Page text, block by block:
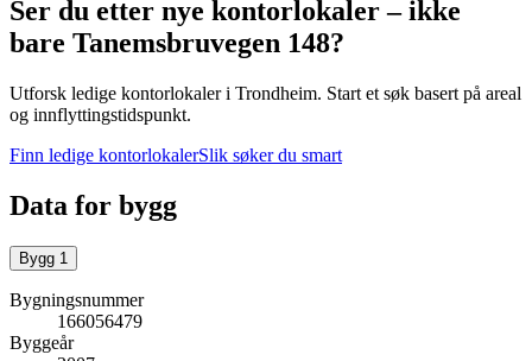
Ser du etter nye kontorlokaler – ikke
bare Tanemsbruvegen 148?
Utforsk ledige kontorlokaler i Trondheim. Start et søk basert på areal
og innflyttingstidspunkt.
Finn ledige kontorlokalerSlik søker du smart
Data for bygg
Bygg 1
Bygningsnummer
166056479
Byggeår